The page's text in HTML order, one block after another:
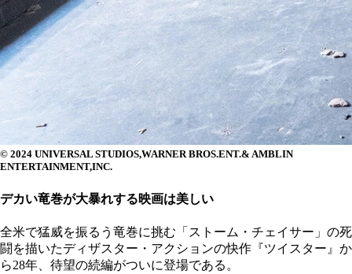
© 2024 UNIVERSAL STUDIOS,WARNER BROS.ENT.& AMBLIN
ENTERTAINMENT,INC.
デカい竜巻が大暴れする映画は美しい
全米で猛威を振るう竜巻に挑む「ストーム・チェイサー」の死
闘を描いたディザスター・アクションの快作『ツイスター』か
ら28年、待望の続編がついに登場である。